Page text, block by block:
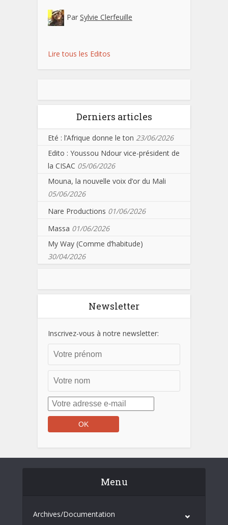
Par Sylvie Clerfeuille
Lire tous les Editos
Derniers articles
Eté : l’Afrique donne le ton 23/06/2026
Edito : Youssou Ndour vice-président de
la CISAC 05/06/2026
Mouna, la nouvelle voix d’or du Mali
05/06/2026
Nare Productions 01/06/2026
Massa 01/06/2026
My Way (Comme d’habitude)
30/04/2026
Newsletter
Inscrivez-vous à notre newsletter:
Menu
Archives/Documentation